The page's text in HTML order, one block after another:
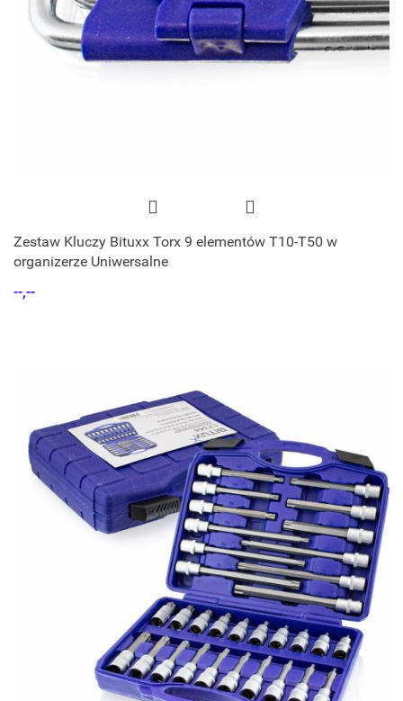
Zestaw Kluczy Bituxx Torx 9 elementów T10-T50 w
organizerze Uniwersalne
--,--